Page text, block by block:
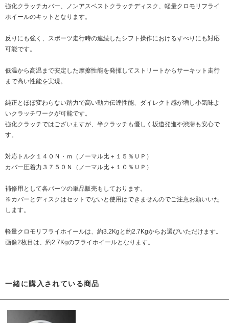
強化クラッチカバー、ノンアスベストクラッチディスク、軽量クロモリフライ
ホイールのキットとなります。
反りにも強く、スポーツ走行時の連続したシフト操作におけるすべりにも対応
可能です。
低温から高温まで安定した摩擦性能を発揮してストリートからサーキット走行
まで高い性能を実現。
純正とほぼ変わらない踏力で高い動力伝達性能、ダイレクト感が増し小気味よ
いクラッチワークが可能です。
強化クラッチではございますが、半クラッチも優しく坂道発進や渋滞も安心で
す。
対応トルク１４０Ｎ・ｍ（ノーマル比＋１５％ＵＰ）
カバー圧着力３７５０Ｎ（ノーマル比＋１０％ＵＰ）
補修用として各パーツの単品販売もしております。
※カバーとディスクはセットでないと使用はできませんのでご注意お願いいた
します。
軽量クロモリフライホイールは、約3.2Kgと約2.7Kgからお選びいただけます。
画像2枚目は、約2.7Kgのフライホイールとなります。
一緒に購入されている商品